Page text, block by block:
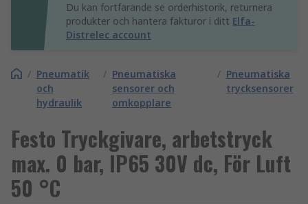
Du kan fortfarande se orderhistorik, returnera
produkter och hantera fakturor i ditt Elfa-
Distrelec account
/ Pneumatik
och
hydraulik
/ Pneumatiska
sensorer och
omkopplare
/ Pneumatiska
trycksensorer
Festo Tryckgivare, arbetstryck
max. 0 bar, IP65 30V dc, För Luft
50 °C